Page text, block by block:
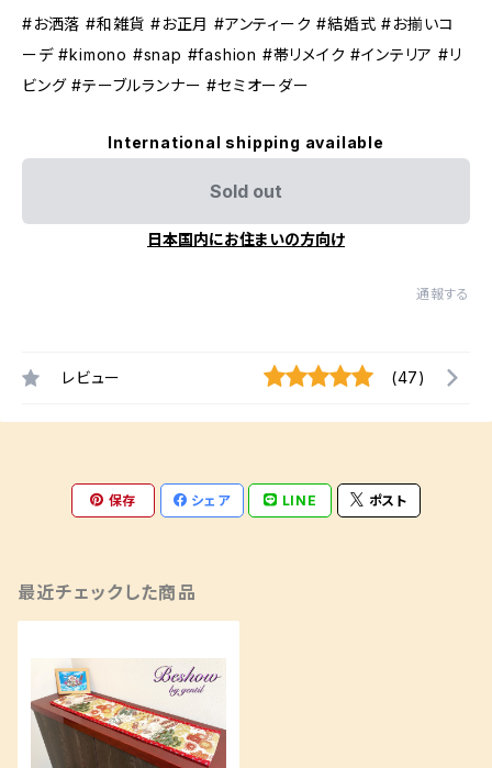
#お洒落 #和雑貨 #お正月 #アンティーク #結婚式 #お揃いコ
ーデ #kimono #snap #fashion #帯リメイク #インテリア #リ
ビング #テーブルランナー #セミオーダー
International shipping available
Sold out
日本国内にお住まいの方向け
通報する
レビュー (47)
保存 シェア LINE ポスト
最近チェックした商品